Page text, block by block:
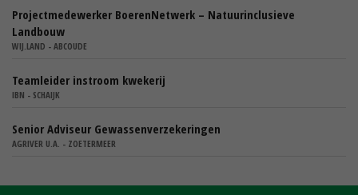
Projectmedewerker BoerenNetwerk – Natuurinclusieve
Landbouw
WIJ.LAND - ABCOUDE
Teamleider instroom kwekerij
IBN - SCHAIJK
Senior Adviseur Gewassenverzekeringen
AGRIVER U.A. - ZOETERMEER